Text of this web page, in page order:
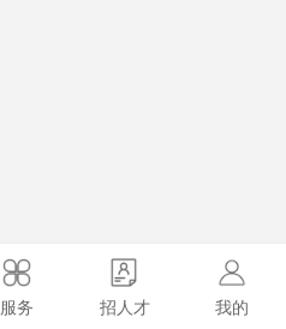
服务 招人才 我的